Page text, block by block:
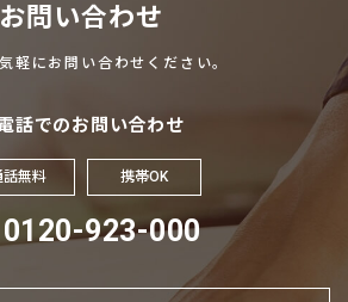
お問い合わせ
軽にお問い合わせください。
話でのお問い合わせ
話無料 携帯OK
0120-923-000